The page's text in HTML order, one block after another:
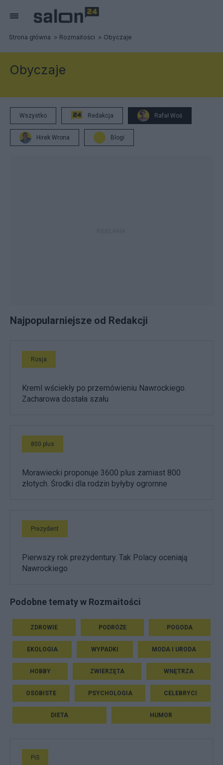
Strona główna Rozmaitości Obyczaje
Obyczaje
Wszystko Redakcja Rafał Woś
Hirek Wrona Blogi
Najpopularniejsze od Redakcji
Rosja
Kreml wściekły po przemówieniu Nawrockiego.
Zacharowa dostała szału
800 plus
Morawiecki proponuje 3600 plus zamiast 800
złotych. Środki dla rodzin byłyby ogromne
Prezydent
Pierwszy rok prezydentury. Tak Polacy oceniają
Nawrockiego
Podobne tematy w Rozmaitości
ZDROWIE PODRÓŻE POGODA
EKOLOGIA WYPADKI MODA I URODA
HOBBY ZWIERZĘTA WNĘTRZA
OSOBISTE PSYCHOLOGIA CELEBRYCI
DIETA HUMOR
PiS